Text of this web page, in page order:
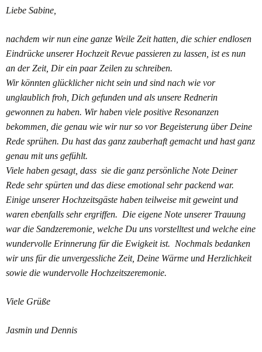
Liebe Sabine,
nachdem wir nun eine ganze Weile Zeit hatten, die schier endlosen
Eindrücke unserer Hochzeit Revue passieren zu lassen, ist es nun
an der Zeit, Dir ein paar Zeilen zu schreiben.
Wir könnten glücklicher nicht sein und sind nach wie vor
unglaublich froh, Dich gefunden und als unsere Rednerin
gewonnen zu haben. Wir haben viele positive Resonanzen
bekommen, die genau wie wir nur so vor Begeisterung über Deine
Rede sprühen. Du hast das ganz zauberhaft gemacht und hast ganz
genau mit uns gefühlt.
Viele haben gesagt, dass sie die ganz persönliche Note Deiner
Rede sehr spürten und das diese emotional sehr packend war.
Einige unserer Hochzeitsgäste haben teilweise mit geweint und
waren ebenfalls sehr ergriffen. Die eigene Note unserer Trauung
war die Sandzeremonie, welche Du uns vorstelltest und welche eine
wundervolle Erinnerung für die Ewigkeit ist. Nochmals bedanken
wir uns für die unvergessliche Zeit, Deine Wärme und Herzlichkeit
sowie die wundervolle Hochzeitszeremonie.
Viele Grüße
Jasmin und Dennis